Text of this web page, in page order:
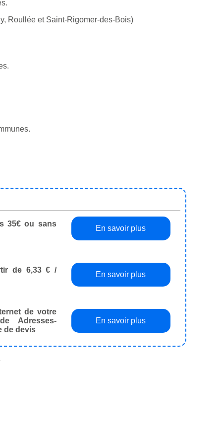
Roullée et Saint-Rigomer-des-Bois)
35€ ou sans
En savoir plus
de 6,33 € /
En savoir plus
de votre
Adresses-
de devis
En savoir plus